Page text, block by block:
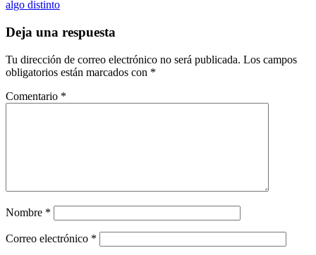
algo distinto
Deja una respuesta
Tu dirección de correo electrónico no será publicada. Los campos
obligatorios están marcados con *
Comentario *
Nombre *
Correo electrónico *